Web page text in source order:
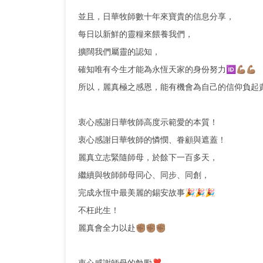
並且，日華牧師數十年來寶貴的信息分享，
每日以新鮮的靈糧來餵養我們，
擴闊我們屬靈的認知，
確知唯有今生才能為永恆天家的身份努力🆔💪🏽💪🏽
所以，麗真極之感恩，能有機會為自己的信仰負起
衷心感謝日華牧師高度示範愛的本質！
衷心感謝日華牧師的憐憫、眷顧與遮蓋！
麗真立志緊隨師母，於餘下一百多天，
繼續與牧師師母同心、同步、同創，
完成永恆中最美麗的錫安故事🎉🎉🎉
不枉此生！
麗真會全力以赴✊🏽✊🏽✊🏽